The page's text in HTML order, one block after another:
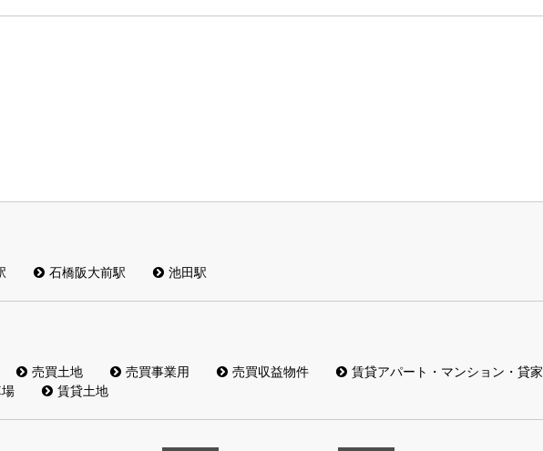
石橋阪大前駅 池田駅
売買土地 売買事業用 売買収益物件
賃貸アパート・マンション・貸家
賃貸土地